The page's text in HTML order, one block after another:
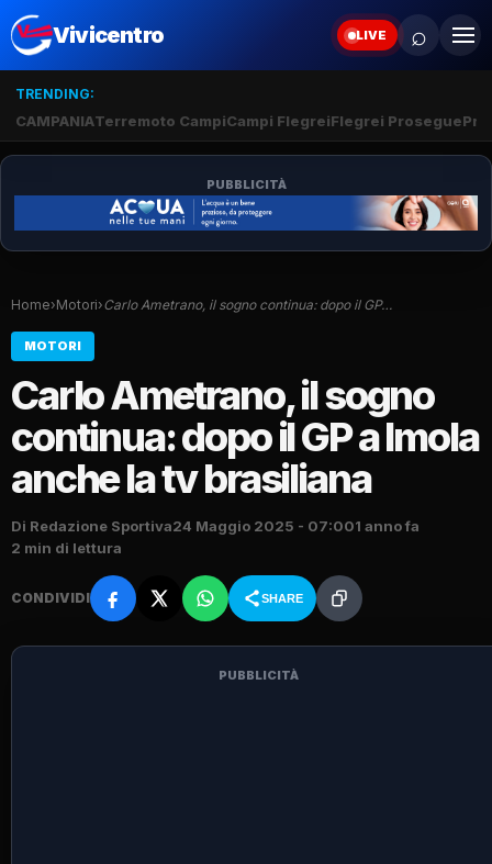
Vivicentro LIVE ⌕
TRENDING:
CAMPANIATerremoto CampiCampi FlegreiFlegrei Prosegue
PUBBLICITÀ
Home›Motori›Carlo Ametrano, il sogno continua: dopo il GP…
MOTORI
Carlo Ametrano, il sogno
continua: dopo il GP a Imola
anche la tv brasiliana
Di Redazione Sportiva24 Maggio 2025 - 07:001 anno fa
2 min di lettura
CONDIVIDI SHARE
PUBBLICITÀ